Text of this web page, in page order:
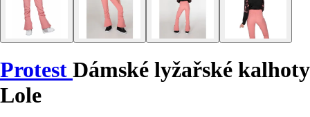
Protest Dámské lyžařské kalhoty
Lole